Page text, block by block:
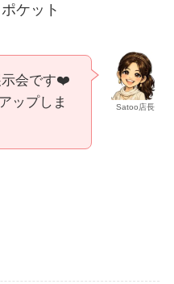
ケット
Satoo店長
示会です❤️
ップしま